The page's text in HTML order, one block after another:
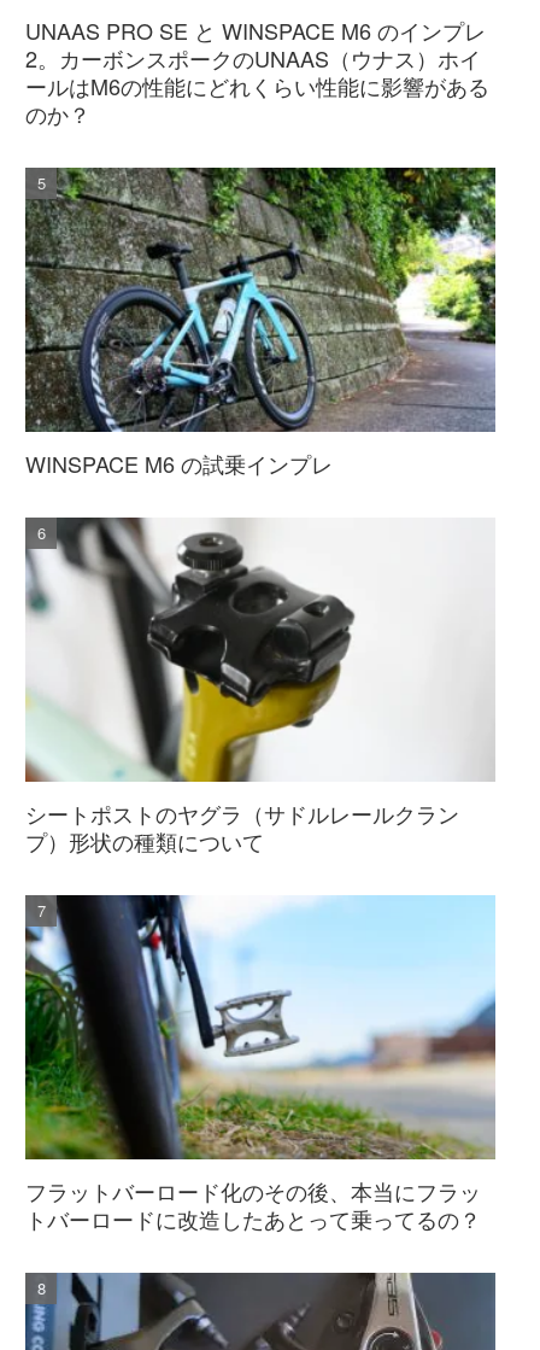
UNAAS PRO SE と WINSPACE M6 のインプレ
2。カーボンスポークのUNAAS（ウナス）ホイ
ールはM6の性能にどれくらい性能に影響がある
のか？
WINSPACE M6 の試乗インプレ
シートポストのヤグラ（サドルレールクラン
プ）形状の種類について
フラットバーロード化のその後、本当にフラッ
トバーロードに改造したあとって乗ってるの？